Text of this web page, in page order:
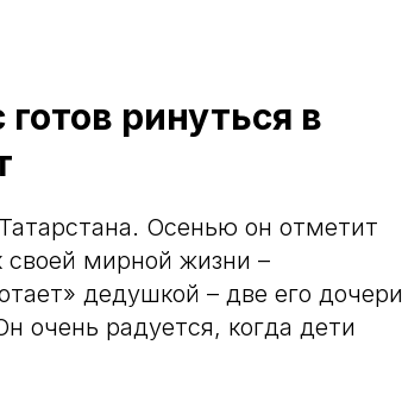
ринуться в
Осенью он отметит
мирной жизни –
дедушкой – две его дочери
очень радуется, когда дети